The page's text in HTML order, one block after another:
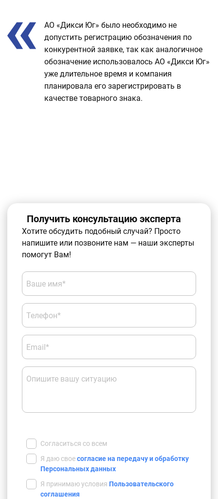
Отзыв
о
проекте
АО «Дикси Юг» было необходимо не
допустить регистрацию обозначения по
конкурентной заявке, так как аналогичное
обозначение использовалось АО «Дикси Юг»
уже длительное время и компания
планировала его зарегистрировать в
качестве товарного знака.
Получить консультацию эксперта
Хотите обсудить подобный случай? Просто
напишите или позвоните нам — наши эксперты
помогут Вам!
Ваше имя*
Телефон*
Email*
Опишите вашу ситуацию
Согласиться со всем
Я даю своесогласие на передачу и обработку
Персональных данных
Я принимаю условия Пользовательского
соглашения